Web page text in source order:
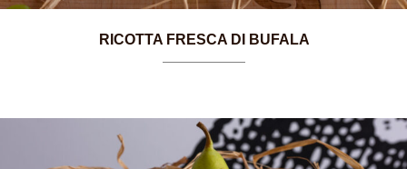
RICOTTA FRESCA DI BUFALA